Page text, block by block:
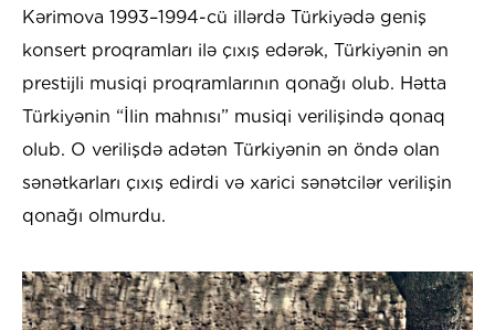
Kərimova 1993–1994-cü illərdə Türkiyədə geniş
konsert proqramları ilə çıxış edərək, Türkiyənin ən
prestijli musiqi proqramlarının qonağı olub. Hətta
Türkiyənin “İlin mahnısı” musiqi verilişində qonaq
olub. O verilişdə adətən Türkiyənin ən öndə olan
sənətkarları çıxış edirdi və xarici sənətcilər verilişin
qonağı olmurdu.